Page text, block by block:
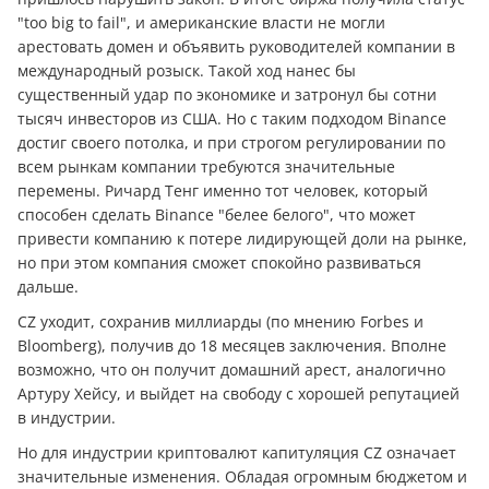
"too big to fail", и американские власти не могли
арестовать домен и объявить руководителей компании в
международный розыск. Такой ход нанес бы
существенный удар по экономике и затронул бы сотни
тысяч инвесторов из США. Но с таким подходом Binance
достиг своего потолка, и при строгом регулировании по
всем рынкам компании требуются значительные
перемены. Ричард Тенг именно тот человек, который
способен сделать Binance "белее белого", что может
привести компанию к потере лидирующей доли на рынке,
но при этом компания сможет спокойно развиваться
дальше.
CZ уходит, сохранив миллиарды (по мнению Forbes и
Bloomberg), получив до 18 месяцев заключения. Вполне
возможно, что он получит домашний арест, аналогично
Артуру Хейсу, и выйдет на свободу с хорошей репутацией
в индустрии.
Но для индустрии криптовалют капитуляция CZ означает
значительные изменения. Обладая огромным бюджетом и